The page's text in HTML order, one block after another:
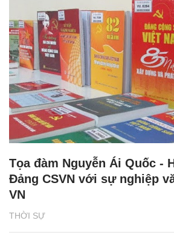
THỜI SỰ
Tọa đàm Nguyễn Ái Quốc -
Đảng CSVN với sự nghiệp
VN